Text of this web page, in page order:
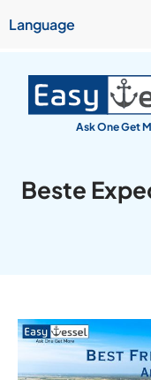
Language
Ask One Get
Beste